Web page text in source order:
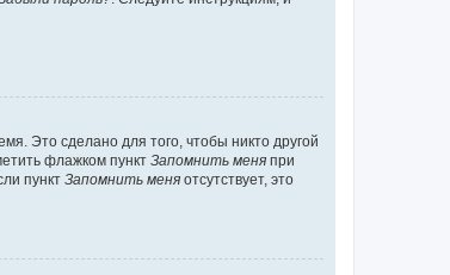
Это сделано для того, чтобы никто другой
флажком пункт Запомнить меня при
пункт Запомнить меня отсутствует, это